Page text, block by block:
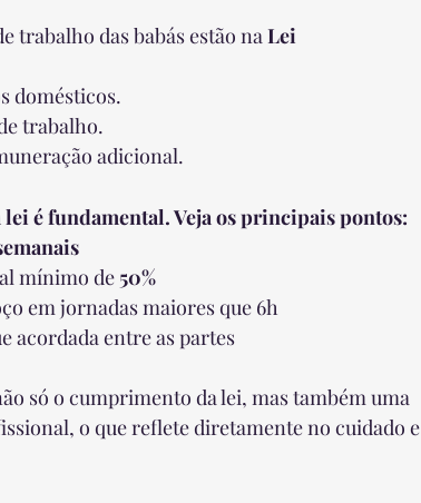
trabalho das babás estão na Lei
domésticos.
trabalho.
adicional.
é fundamental. Veja os principais pontos:
mínimo de 50%
em jornadas maiores que 6h
acordada entre as partes
só o cumprimento da lei, mas também uma
o que reflete diretamente no cuidado e